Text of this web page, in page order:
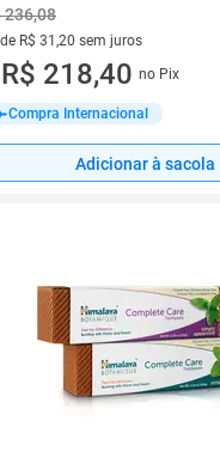
236,08
R$ 31,20 sem juros
de R$ 31,20 sem juros
R$ 218,40 no Pix
Compra Internacional
Adicionar à sacola